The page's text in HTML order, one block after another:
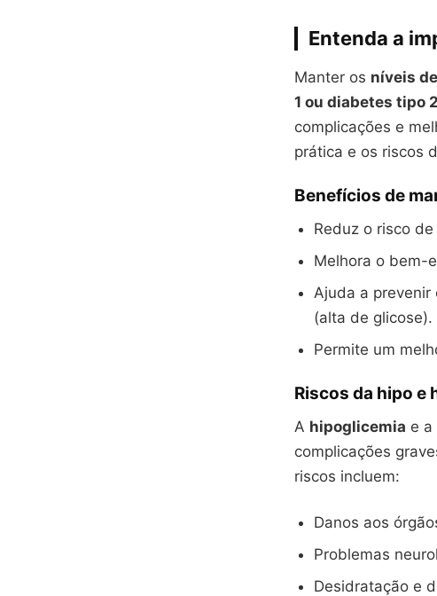
Entenda a
Manter os níveis
1 ou diabetes tipo 2
complicações e
prática e os riscos
Benefícios de
Reduz o risco
Melhora o bem-
Ajuda a prevenir
(alta de glicose).
Permite um
Riscos da hipo e
A hipoglicemia e a
complicações
riscos incluem:
Danos aos
Problemas
Desidratação e